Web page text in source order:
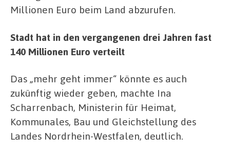
Millionen Euro beim Land abzurufen.
Stadt hat in den vergangenen drei Jahren fast
140 Millionen Euro verteilt
Das „mehr geht immer“ könnte es auch
zukünftig wieder geben, machte Ina
Scharrenbach, Ministerin für Heimat,
Kommunales, Bau und Gleichstellung des
Landes Nordrhein-Westfalen, deutlich.